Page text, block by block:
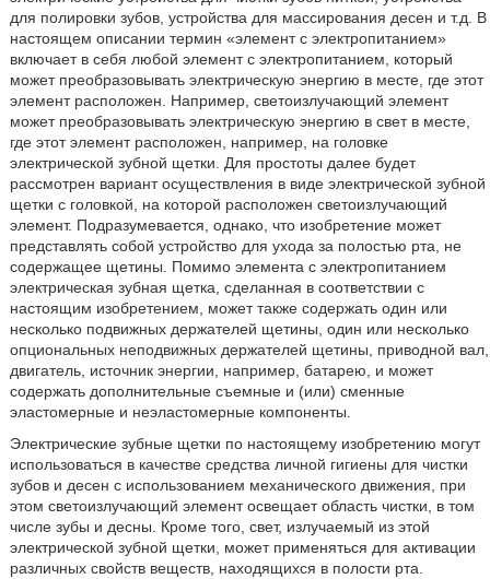
для полировки зубов, устройства для массирования десен и т.д. В
настоящем описании термин «элемент с электропитанием»
включает в себя любой элемент с электропитанием, который
может преобразовывать электрическую энергию в месте, где этот
элемент расположен. Например, светоизлучающий элемент
может преобразовывать электрическую энергию в свет в месте,
где этот элемент расположен, например, на головке
электрической зубной щетки. Для простоты далее будет
рассмотрен вариант осуществления в виде электрической зубной
щетки с головкой, на которой расположен светоизлучающий
элемент. Подразумевается, однако, что изобретение может
представлять собой устройство для ухода за полостью рта, не
содержащее щетины. Помимо элемента с электропитанием
электрическая зубная щетка, сделанная в соответствии с
настоящим изобретением, может также содержать один или
несколько подвижных держателей щетины, один или несколько
опциональных неподвижных держателей щетины, приводной вал,
двигатель, источник энергии, например, батарею, и может
содержать дополнительные съемные и (или) сменные
эластомерные и неэластомерные компоненты.
Электрические зубные щетки по настоящему изобретению могут
использоваться в качестве средства личной гигиены для чистки
зубов и десен с использованием механического движения, при
этом светоизлучающий элемент освещает область чистки, в том
числе зубы и десны. Кроме того, свет, излучаемый из этой
электрической зубной щетки, может применяться для активации
различных свойств веществ, находящихся в полости рта.